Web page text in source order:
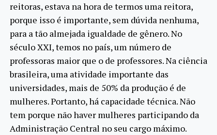
reitoras, estava na hora de termos uma reitora,
porque isso é importante, sem dúvida nenhuma,
para a tão almejada igualdade de gênero. No
século XXI, temos no país, um número de
professoras maior que o de professores. Na ciência
brasileira, uma atividade importante das
universidades, mais de 50% da produção é de
mulheres. Portanto, há capacidade técnica. Não
tem porque não haver mulheres participando da
Administração Central no seu cargo máximo.